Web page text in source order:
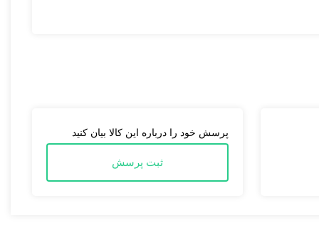
پرسش خود را درباره این کالا بیان کنید
ثبت پرسش